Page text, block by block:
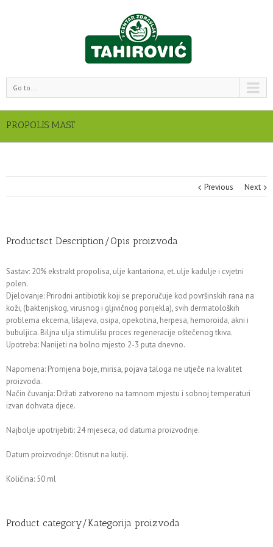
Go to...
PROPOLIS MAST
Previous Next
Productsct Description/Opis proizvoda
Sastav: 20% ekstrakt propolisa, ulje kantariona, et. ulje kadulje i cvjetni
polen.
Djelovanje: Prirodni antibiotik koji se preporučuje kod površinskih rana na
koži, (bakterijskog, virusnog i gljivičnog porijekla), svih dermatoloških
problema ekcema, lišajeva, osipa, opekotina, herpesa, hemoroida, akni i
bubuljica. Biljna ulja stimulišu proces regeneracije oštečenog tkiva.
Upotreba: Nanijeti na bolno mjesto 2-3 puta dnevno.
Napomena: Promjena boje, mirisa, pojava taloga ne utječe na kvalitet
proizvoda.
Način čuvanja: Držati zatvoreno na tamnom mjestu i sobnoj temperaturi
izvan dohvata djece.
Najbolje upotrijebiti: 24 mjeseca, od datuma proizvodnje.
Datum proizvodnje: Otisnut na kutiji.
Količina: 50 ml
Product category/Kategorija proizvoda